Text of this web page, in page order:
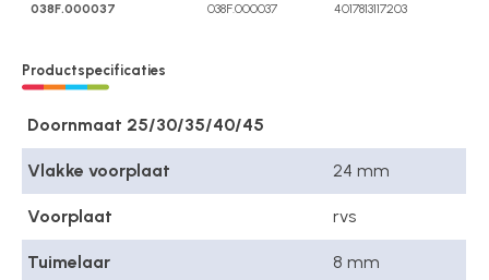
038F.000037
038F.000037 4017813117203
Productspecificaties
Doornmaat 25/30/35/40/45
Vlakke voorplaat 24 mm
Voorplaat rvs
Tuimelaar 8 mm